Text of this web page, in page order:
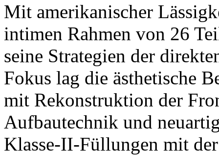
Mit amerikanischer
intimen Rahmen von 26
seine Strategien der
Fokus lag die ästhetische
mit Rekonstruktion der
Aufbautechnik und
Klasse-II-Füllungen mit